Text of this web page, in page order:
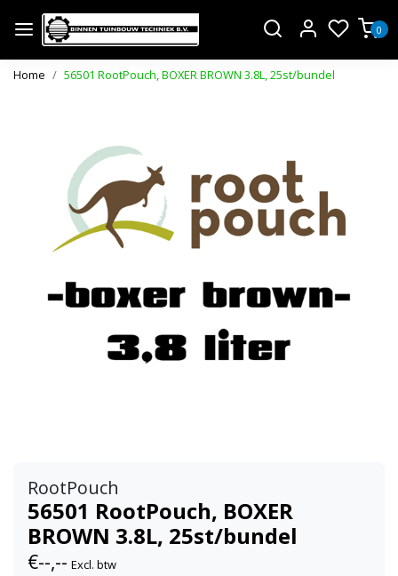
0
Home 56501 RootPouch, BOXER BROWN 3.8L, 25st/bundel
RootPouch
56501 RootPouch, BOXER
BROWN 3.8L, 25st/bundel
€--,-- Excl. btw